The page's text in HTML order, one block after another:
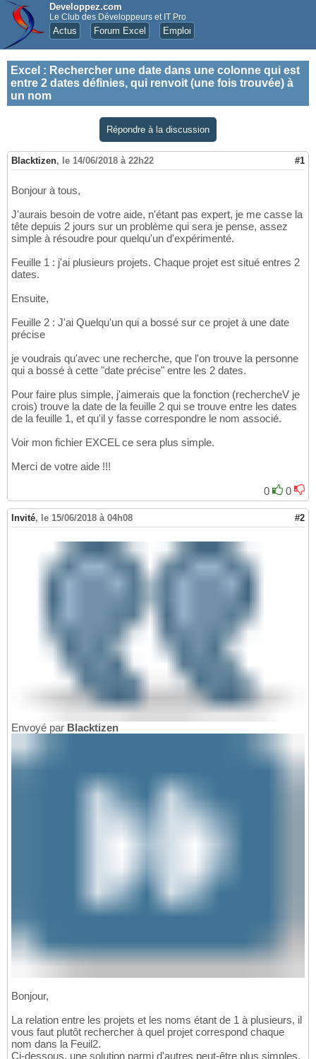
Developpez.com
Le Club des Développeurs et IT Pro
Actus Forum Excel Emploi
Excel : Rechercher une date dans une colonne qui est
entre 2 dates définies, qui renvoit (une fois trouvée) à
un nom
Répondre à la discussion
Blacktizen, le 14/06/2018 à 22h22 #1
Bonjour à tous,
J'aurais besoin de votre aide, n'étant pas expert, je me casse la
tête depuis 2 jours sur un problème qui sera je pense, assez
simple à résoudre pour quelqu'un d'expérimenté.
Feuille 1 : j'ai plusieurs projets. Chaque projet est situé entres 2
dates.
Ensuite,
Feuille 2 : J'ai Quelqu'un qui a bossé sur ce projet à une date
précise
je voudrais qu'avec une recherche, que l'on trouve la personne
qui a bossé à cette "date précise" entre les 2 dates.
Pour faire plus simple, j'aimerais que la fonction (rechercheV je
crois) trouve la date de la feuille 2 qui se trouve entre les dates
de la feuille 1, et qu'il y fasse correspondre le nom associé.
Voir mon fichier EXCEL ce sera plus simple.
Merci de votre aide !!!
0 0
Invité, le 15/06/2018 à 04h08 #2
Envoyé par Blacktizen
Bonjour,
La relation entre les projets et les noms étant de 1 à plusieurs, il
vous faut plutôt rechercher à quel projet correspond chaque
nom dans la Feuil2.
Ci-dessous, une solution parmi d'autres peut-être plus simples.